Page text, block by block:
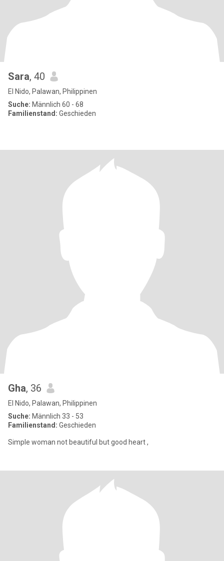
Sara, 40
El Nido, Palawan, Philippinen
Suche: Männlich 60 - 68
Familienstand: Geschieden
Gha, 36
El Nido, Palawan, Philippinen
Suche: Männlich 33 - 53
Familienstand: Geschieden
Simple woman not beautiful but good heart ,